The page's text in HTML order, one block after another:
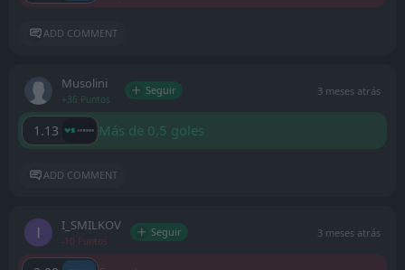
ADD COMMENT
Musolini
+36 Puntos
Seguir 3 meses atrás
1.13 Más de 0,5 goles
ADD COMMENT
I_SMILKOV
-10 Puntos
Seguir 3 meses atrás